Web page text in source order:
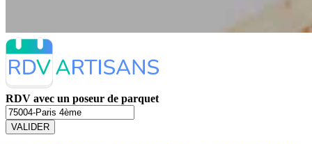
RDV avec un poseur de parquet
VALIDER